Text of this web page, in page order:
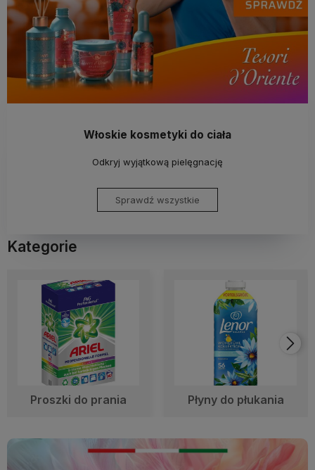
Włoskie kosmetyki do ciała
Odkryj wyjątkową pielęgnację
Sprawdź wszystkie
Kategorie
Proszki do prania Płyny do płukania